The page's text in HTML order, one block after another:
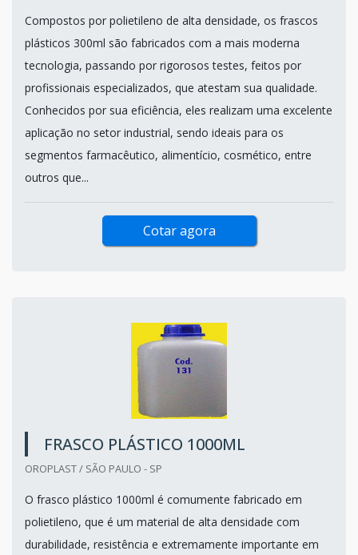
Compostos por polietileno de alta densidade, os frascos
plásticos 300ml são fabricados com a mais moderna
tecnologia, passando por rigorosos testes, feitos por
profissionais especializados, que atestam sua qualidade.
Conhecidos por sua eficiência, eles realizam uma excelente
aplicação no setor industrial, sendo ideais para os
segmentos farmacêutico, alimentício, cosmético, entre
outros que...
Cotar agora
FRASCO PLÁSTICO 1000ML
OROPLAST / SÃO PAULO - SP
O frasco plástico 1000ml é comumente fabricado em
polietileno, que é um material de alta densidade com
durabilidade, resistência e extremamente importante em